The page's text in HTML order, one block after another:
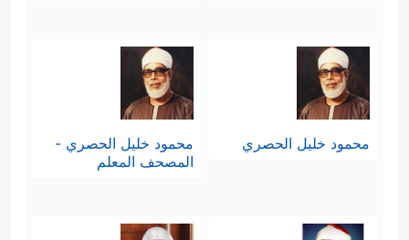
محمود خليل الحصري
محمود خليل الحصري -
المصحف المعلم